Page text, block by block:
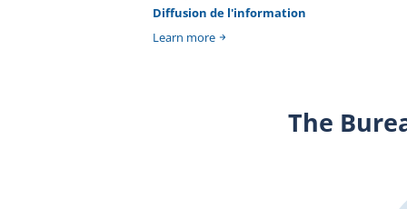
Diffusion de l'information
Learn more
The